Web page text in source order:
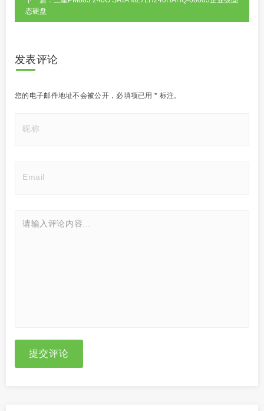
态硬盘
发表评论
您的电子邮件地址不会被公开， 必填项已用* 标注。
提交评论